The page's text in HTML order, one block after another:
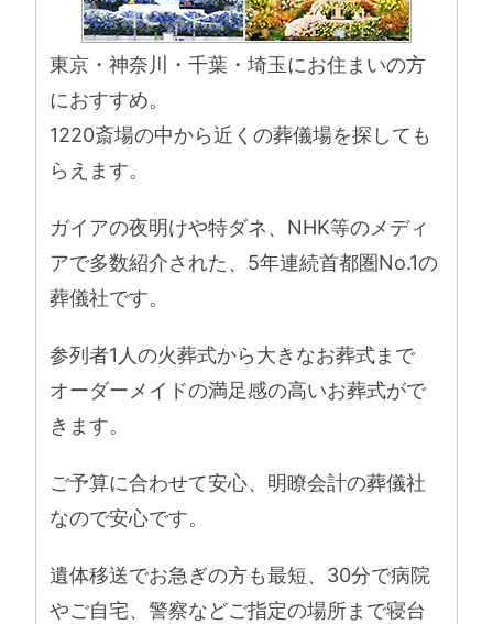
東京・神奈川・千葉・埼玉にお住まいの方
におすすめ。
1220斎場の中から近くの葬儀場を探しても
らえます。
ガイアの夜明けや特ダネ、NHK等のメディ
アで多数紹介された、5年連続首都圏No.1の
葬儀社です。
参列者1人の火葬式から大きなお葬式まで
オーダーメイドの満足感の高いお葬式がで
きます。
ご予算に合わせて安心、明瞭会計の葬儀社
なので安心です。
遺体移送でお急ぎの方も最短、30分で病院
やご自宅、警察などご指定の場所まで寝台